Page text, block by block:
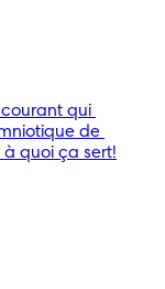
courant qui
de
à quoi ça sert!